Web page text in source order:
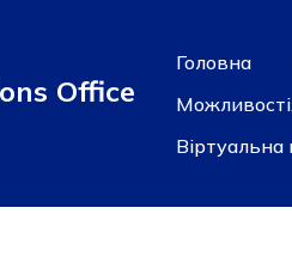
Office
Головна
Віртуальна